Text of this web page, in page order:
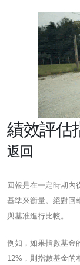
績效評估
返回
回報是在一定時期內
基準來衡量。絕對回
與基准進行比較。
例如，如果指數基金
12%，則指數基金的